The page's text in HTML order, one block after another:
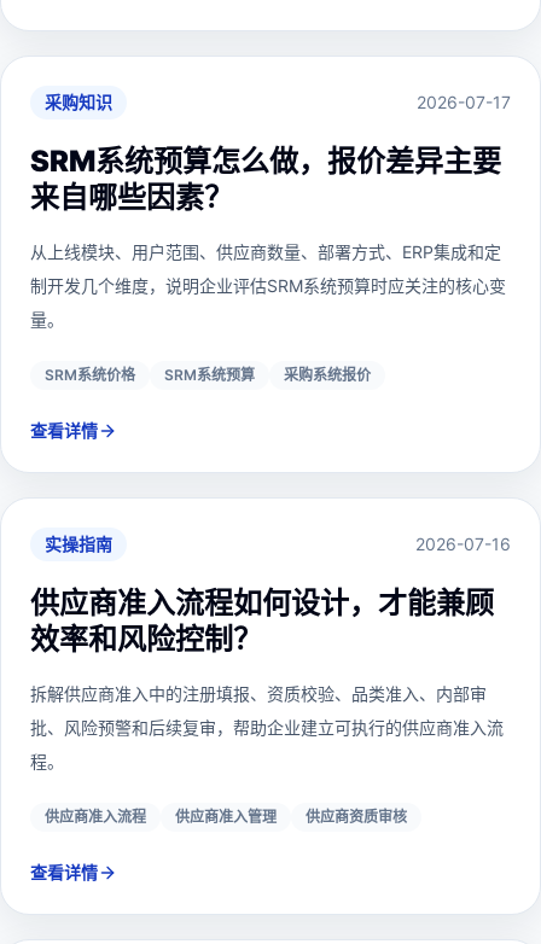
采购知识 2026-07-17
SRM系统预算怎么做，报价差异主要
来自哪些因素？
从上线模块、用户范围、供应商数量、部署方式、ERP集成和定
制开发几个维度，说明企业评估SRM系统预算时应关注的核心变
量。
SRM系统价格 SRM系统预算 采购系统报价
查看详情
实操指南 2026-07-16
供应商准入流程如何设计，才能兼顾
效率和风险控制？
拆解供应商准入中的注册填报、资质校验、品类准入、内部审
批、风险预警和后续复审，帮助企业建立可执行的供应商准入流
程。
供应商准入流程 供应商准入管理 供应商资质审核
查看详情